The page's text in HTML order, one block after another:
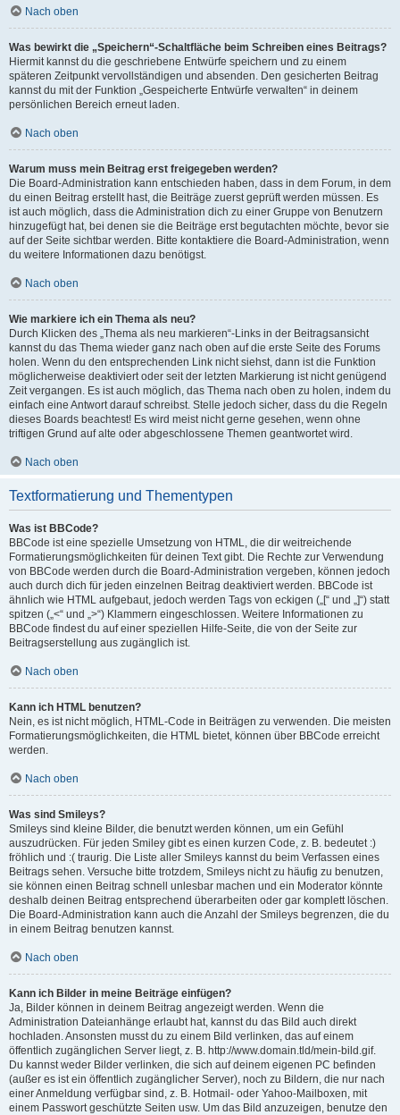
Nach oben
Was bewirkt die „Speichern“-Schaltfläche beim Schreiben eines Beitrags?
Hiermit kannst du die geschriebene Entwürfe speichern und zu einem
späteren Zeitpunkt vervollständigen und absenden. Den gesicherten Beitrag
kannst du mit der Funktion „Gespeicherte Entwürfe verwalten“ in deinem
persönlichen Bereich erneut laden.
Nach oben
Warum muss mein Beitrag erst freigegeben werden?
Die Board-Administration kann entschieden haben, dass in dem Forum, in dem
du einen Beitrag erstellt hast, die Beiträge zuerst geprüft werden müssen. Es
ist auch möglich, dass die Administration dich zu einer Gruppe von Benutzern
hinzugefügt hat, bei denen sie die Beiträge erst begutachten möchte, bevor sie
auf der Seite sichtbar werden. Bitte kontaktiere die Board-Administration, wenn
du weitere Informationen dazu benötigst.
Nach oben
Wie markiere ich ein Thema als neu?
Durch Klicken des „Thema als neu markieren“-Links in der Beitragsansicht
kannst du das Thema wieder ganz nach oben auf die erste Seite des Forums
holen. Wenn du den entsprechenden Link nicht siehst, dann ist die Funktion
möglicherweise deaktiviert oder seit der letzten Markierung ist nicht genügend
Zeit vergangen. Es ist auch möglich, das Thema nach oben zu holen, indem du
einfach eine Antwort darauf schreibst. Stelle jedoch sicher, dass du die Regeln
dieses Boards beachtest! Es wird meist nicht gerne gesehen, wenn ohne
triftigen Grund auf alte oder abgeschlossene Themen geantwortet wird.
Nach oben
Textformatierung und Thementypen
Was ist BBCode?
BBCode ist eine spezielle Umsetzung von HTML, die dir weitreichende
Formatierungsmöglichkeiten für deinen Text gibt. Die Rechte zur Verwendung
von BBCode werden durch die Board-Administration vergeben, können jedoch
auch durch dich für jeden einzelnen Beitrag deaktiviert werden. BBCode ist
ähnlich wie HTML aufgebaut, jedoch werden Tags von eckigen („[“ und „]“) statt
spitzen („<“ und „>“) Klammern eingeschlossen. Weitere Informationen zu
BBCode findest du auf einer speziellen Hilfe-Seite, die von der Seite zur
Beitragserstellung aus zugänglich ist.
Nach oben
Kann ich HTML benutzen?
Nein, es ist nicht möglich, HTML-Code in Beiträgen zu verwenden. Die meisten
Formatierungsmöglichkeiten, die HTML bietet, können über BBCode erreicht
werden.
Nach oben
Was sind Smileys?
Smileys sind kleine Bilder, die benutzt werden können, um ein Gefühl
auszudrücken. Für jeden Smiley gibt es einen kurzen Code, z. B. bedeutet :)
fröhlich und :( traurig. Die Liste aller Smileys kannst du beim Verfassen eines
Beitrags sehen. Versuche bitte trotzdem, Smileys nicht zu häufig zu benutzen,
sie können einen Beitrag schnell unlesbar machen und ein Moderator könnte
deshalb deinen Beitrag entsprechend überarbeiten oder gar komplett löschen.
Die Board-Administration kann auch die Anzahl der Smileys begrenzen, die du
in einem Beitrag benutzen kannst.
Nach oben
Kann ich Bilder in meine Beiträge einfügen?
Ja, Bilder können in deinem Beitrag angezeigt werden. Wenn die
Administration Dateianhänge erlaubt hat, kannst du das Bild auch direkt
hochladen. Ansonsten musst du zu einem Bild verlinken, das auf einem
öffentlich zugänglichen Server liegt, z. B. http://www.domain.tld/mein-bild.gif.
Du kannst weder Bilder verlinken, die sich auf deinem eigenen PC befinden
(außer es ist ein öffentlich zugänglicher Server), noch zu Bildern, die nur nach
einer Anmeldung verfügbar sind, z. B. Hotmail- oder Yahoo-Mailboxen, mit
einem Passwort geschützte Seiten usw. Um das Bild anzuzeigen, benutze den